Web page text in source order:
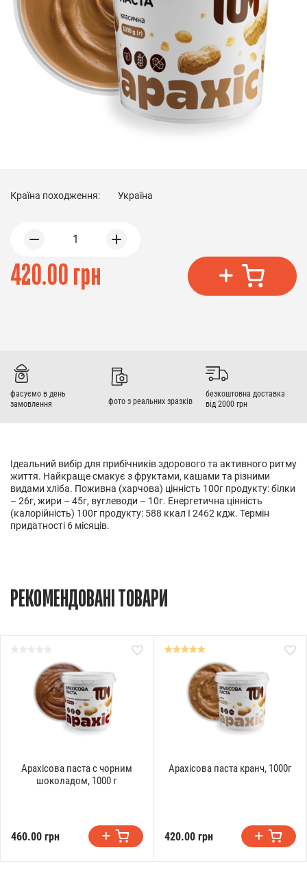
Країна походження: Україна
1
420.00 грн
фасуємо в день
замовлення
фото з реальних зразків
безкоштовна доставка
від 2000 грн
Ідеальний вибір для прибічників здорового та активного ритму
життя. Найкраще смакує з фруктами, кашами та різними
видами хліба. Поживна (харчова) цінність 100г продукту: білки
– 26г, жири – 45г, вуглеводи – 10г. Енергетична цінність
(калорійність) 100г продукту: 588 ккал I 2462 кдж. Термін
придатності 6 місяців.
РЕКОМЕНДОВАНІ ТОВАРИ
Арахісова паста с чорним
шоколадом, 1000 г
460.00 грн
Арахісова паста кранч, 1000г
420.00 грн